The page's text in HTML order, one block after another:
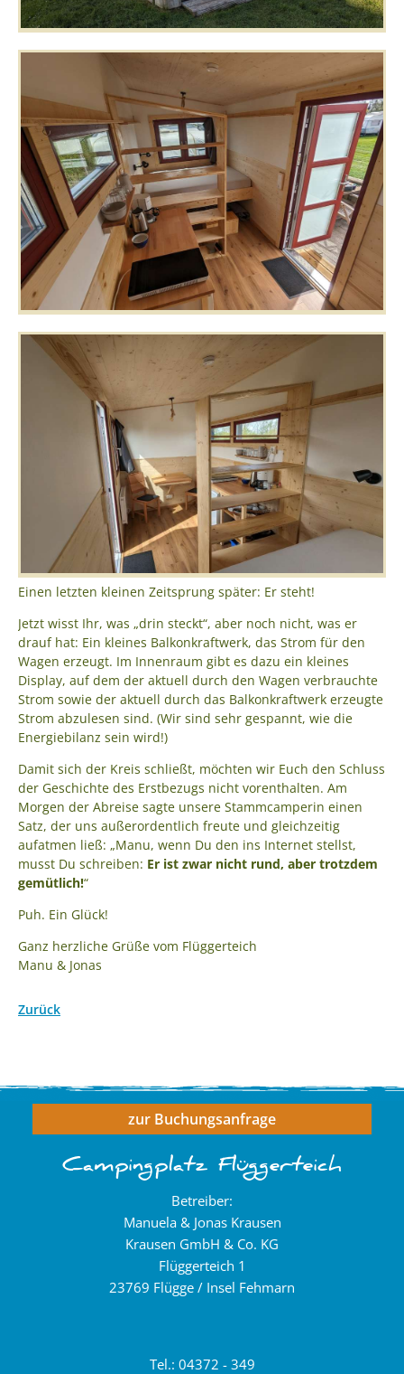
Einen letzten kleinen Zeitsprung später: Er steht!
Jetzt wisst Ihr, was „drin steckt“, aber noch nicht, was er
drauf hat: Ein kleines Balkonkraftwerk, das Strom für den
Wagen erzeugt. Im Innenraum gibt es dazu ein kleines
Display, auf dem der aktuell durch den Wagen verbrauchte
Strom sowie der aktuell durch das Balkonkraftwerk erzeugte
Strom abzulesen sind. (Wir sind sehr gespannt, wie die
Energiebilanz sein wird!)
Damit sich der Kreis schließt, möchten wir Euch den Schluss
der Geschichte des Erstbezugs nicht vorenthalten. Am
Morgen der Abreise sagte unsere Stammcamperin einen
Satz, der uns außerordentlich freute und gleichzeitig
aufatmen ließ: „Manu, wenn Du den ins Internet stellst,
musst Du schreiben: Er ist zwar nicht rund, aber trotzdem
gemütlich!“
Puh. Ein Glück!
Ganz herzliche Grüße vom Flüggerteich
Manu & Jonas
Zurück
zur Buchungsanfrage
Campingplatz Flüggerteich
Betreiber:
Manuela & Jonas Krausen
Krausen GmbH & Co. KG
Flüggerteich 1
23769 Flügge / Insel Fehmarn
Tel.: 04372 - 349